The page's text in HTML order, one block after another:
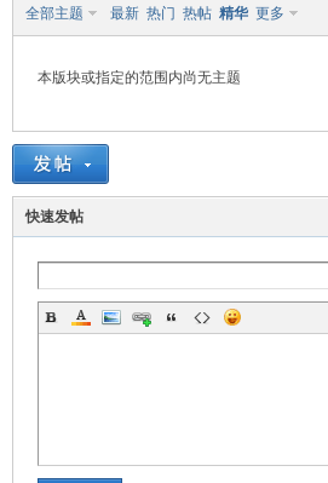
全部主题 最新 热门 热帖 精华 更多
本版块或指定的范围内尚无主题
快速发帖